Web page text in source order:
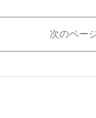
次のペー